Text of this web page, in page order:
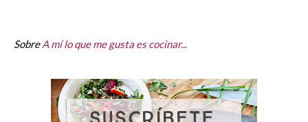
SobreA mí lo que me gusta es cocinar...